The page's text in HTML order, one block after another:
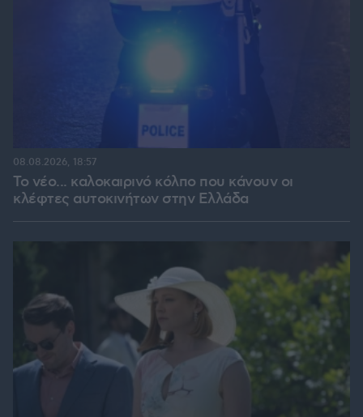
Το νέο... καλοκαιρινό κόλπο που κάνουν οι
κλέφτες αυτοκινήτων στην Ελλάδα
08.08.2026, 18:57